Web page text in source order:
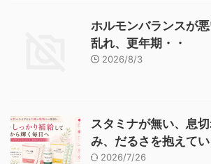
ホルモンバランスが
乱れ、更年期・・
2026/8/3
スタミナが無い、息
み、だるさを抱えて
2026/7/26